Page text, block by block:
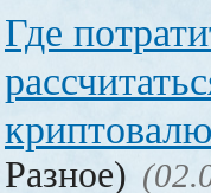
Где
Разное)